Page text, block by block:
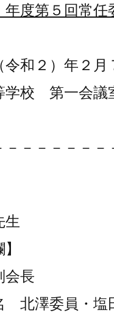
年度第５回常
令和２）年２
学校 第一会
－－－－－－
長
北澤委員・塩